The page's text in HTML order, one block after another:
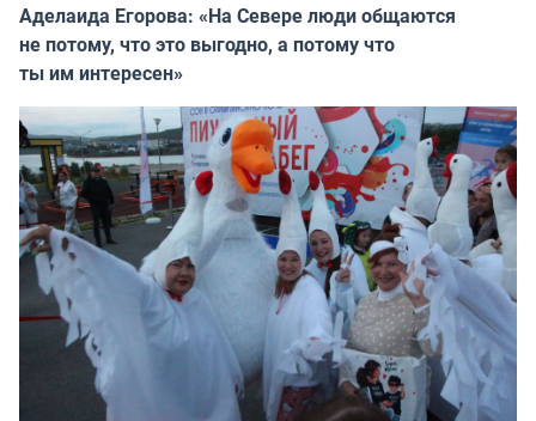
Аделаида Егорова: «На Севере люди общаются
не потому, что это выгодно, а потому что
ты им интересен»